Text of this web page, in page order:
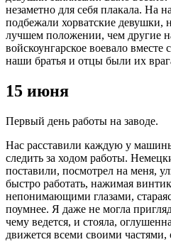
незаметно для себя плакала. На
подбежали хорватские девушки,
лучшем положении, чем другие
войскоунгарское воевало
наши братья и отцы были их
15 июня
Первый день работы на заводе.
Нас расставили каждую у
следить за ходом работы.
поставили, посмотрел на меня,
быстро работать, нажимая
непонимающими глазами,
поумнее. Я даже не могла
чему ведется, и стояла,
движется всеми своими